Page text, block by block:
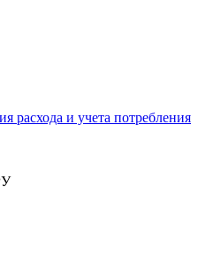
расхода и учета потребления